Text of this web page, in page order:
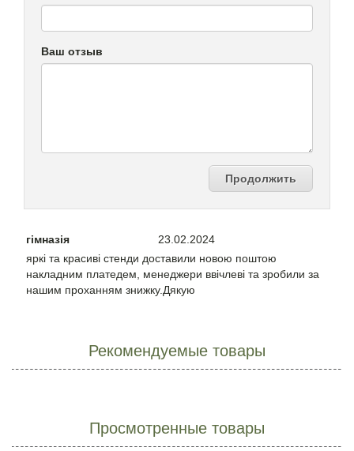
Ваш отзыв
Продолжить
гімназія
23.02.2024
яркі та красиві стенди доставили новою поштою
накладним платедем, менеджери ввічлеві та зробили за
нашим проханням знижку.Дякую
Рекомендуемые товары
Просмотренные товары